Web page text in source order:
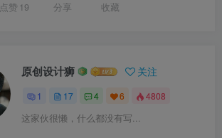
点赞 19 分享 收藏
原创设计狮 关注
1 17 4 6 4808
这家伙很懒，什么都没有写...